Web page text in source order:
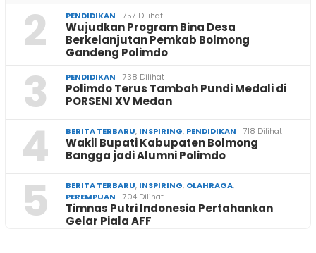
2 PENDIDIKAN 757 Dilihat
Wujudkan Program Bina Desa
Berkelanjutan Pemkab Bolmong
Gandeng Polimdo
3 PENDIDIKAN 738 Dilihat
Polimdo Terus Tambah Pundi Medali di
PORSENI XV Medan
4 BERITA TERBARU, INSPIRING, PENDIDIKAN 718 Dilihat
Wakil Bupati Kabupaten Bolmong
Bangga jadi Alumni Polimdo
5 BERITA TERBARU, INSPIRING, OLAHRAGA,
PEREMPUAN
704 Dilihat
Timnas Putri Indonesia Pertahankan
Gelar Piala AFF